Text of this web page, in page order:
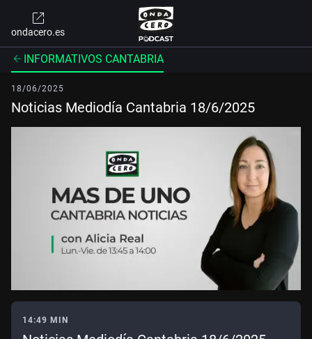
ondacero.es
INFORMATIVOS CANTABRIA
18/06/2025
Noticias Mediodía Cantabria 18/6/2025
14:49 MIN